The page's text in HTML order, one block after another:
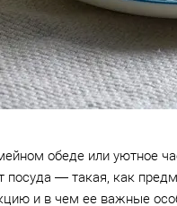
обеде или уютное
— такая, как
и в чем ее важные